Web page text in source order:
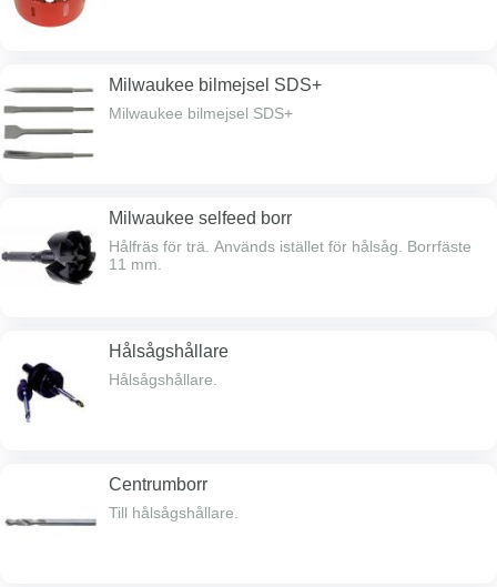
Milwaukee bilmejsel SDS+
Milwaukee bilmejsel SDS+
Milwaukee selfeed borr
Hålfräs för trä. Används istället för hålsåg. Borrfäste
11 mm.
Hålsågshållare
Hålsågshållare.
Centrumborr
Till hålsågshållare.